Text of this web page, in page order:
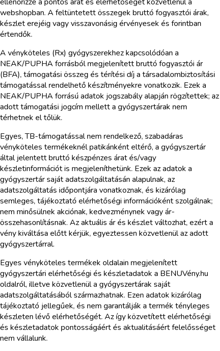
webshopban. A feltüntetett összegek bruttó fogyasztói árak,
készlet erejéig vagy visszavonásig érvényesek és forintban
értendők.
A vényköteles (Rx) gyógyszerekhez kapcsolódóan a
NEAK/PUPHA forrásból megjelenített bruttó fogyasztói ár
(BFA), támogatási összeg és térítési díj a társadalombiztosítási
támogatással rendelhető készítményekre vonatkozik. Ezek a
NEAK/PUPHA forrású adatok jogszabály alapján rögzítettek; az
adott támogatási jogcím mellett a gyógyszertárak nem
térhetnek el tőlük.
Egyes, TB-támogatással nem rendelkező, szabadáras
vényköteles termékeknél patikánként eltérő, a gyógyszertár
által jelentett bruttó készpénzes árat és/vagy
készletinformációt is megjeleníthetünk. Ezek az adatok a
gyógyszertár saját adatszolgáltatásán alapulnak, az
adatszolgáltatás időpontjára vonatkoznak, és kizárólag
semleges, tájékoztató elérhetőségi információként szolgálnak;
nem minősülnek akciónak, kedvezménynek vagy ár-
összehasonlításnak. Az aktuális ár és készlet változhat, ezért a
vény kiváltása előtt kérjük, egyeztessen közvetlenül az adott
gyógyszertárral.
Egyes vényköteles termékek oldalain megjelenített
gyógyszertári elérhetőségi és készletadatok a BENUVény.hu
oldalról, illetve közvetlenül a gyógyszertárak saját
adatszolgáltatásából származhatnak. Ezen adatok kizárólag
tájékoztató jellegűek, és nem garantálják a termék tényleges
készleten lévő elérhetőségét. Az így közvetített elérhetőségi
és készletadatok pontosságáért és aktualitásáért felelősséget
nem vállalunk.